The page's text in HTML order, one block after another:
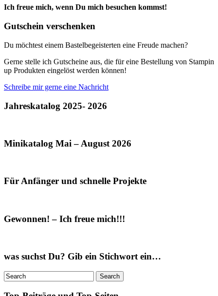
Ich freue mich, wenn Du mich besuchen kommst!
Gutschein verschenken
Du möchtest einem Bastelbegeisterten eine Freude machen?
Gerne stelle ich Gutscheine aus, die für eine Bestellung von Stampin
up Produkten eingelöst werden können!
Schreibe mir gerne eine Nachricht
Jahreskatalog 2025- 2026
Minikatalog Mai – August 2026
Für Anfänger und schnelle Projekte
Gewonnen! – Ich freue mich!!!
was suchst Du? Gib ein Stichwort ein…